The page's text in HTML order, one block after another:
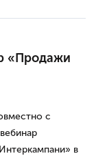
«Продажи
с
в